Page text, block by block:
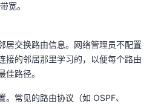
宽。
居交换路由信息。网络管理员不配置
接的邻居那里学习的，以便每个路由
路径。
常见的路由协议（如 OSPF、